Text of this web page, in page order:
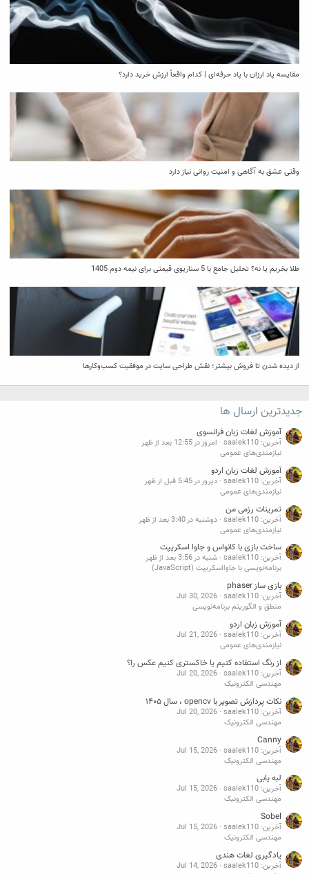
مقایسه پاد ارزان با پاد حرفه‌ای | کدام واقعاً ارزش خرید دارد؟
وقتی عشق به آگاهی و امنیت روانی نیاز دارد
طلا بخریم یا نه؟ تحلیل جامع با 5 سناریوی قیمتی برای نیمه دوم 1405
از دیده شدن تا فروش بیشتر؛ نقش طراحی سایت در موفقیت کسب‌وکارها
جدیدترین ارسال ها
آموزش لغات زبان فرانسوی
آخرین: saalek110
امروز در 12:55 بعد از ظهر
نیازمندی‌های عمومی
آموزش لغات زبان اردو
آخرین: saalek110
دیروز در 5:45 قبل از ظهر
نیازمندی‌های عمومی
تمرینات رزمی من
آخرین: saalek110
دوشنبه در 3:40 بعد از ظهر
نیازمندی‌های عمومی
ساخت بازی با کانواس و جاوا اسکریپت
آخرین: saalek110
شنبه در 3:56 بعد از ظهر
برنامه‌نویسی با جاوااسکریپت (JavaScript)
بازی ساز phaser
آخرین: saalek110
Jul 30, 2026
منطق و الگوریتم برنامه‌نویسی
آموزش زبان اردو
آخرین: saalek110
Jul 21, 2026
نیازمندی‌های عمومی
از رنگ استفاده کنیم یا خاکستری کنیم عکس را؟
آخرین: saalek110
Jul 20, 2026
مهندسی الکترونیک
نکات پردازش تصویر با opencv ، سال ۱۴۰۵
آخرین: saalek110
Jul 20, 2026
مهندسی الکترونیک
Canny
آخرین: saalek110
Jul 15, 2026
مهندسی الکترونیک
لبه یابی
آخرین: saalek110
Jul 15, 2026
مهندسی الکترونیک
Sobel
آخرین: saalek110
Jul 15, 2026
مهندسی الکترونیک
یادگیری لغات هندی
آخرین: saalek110
Jul 14, 2026